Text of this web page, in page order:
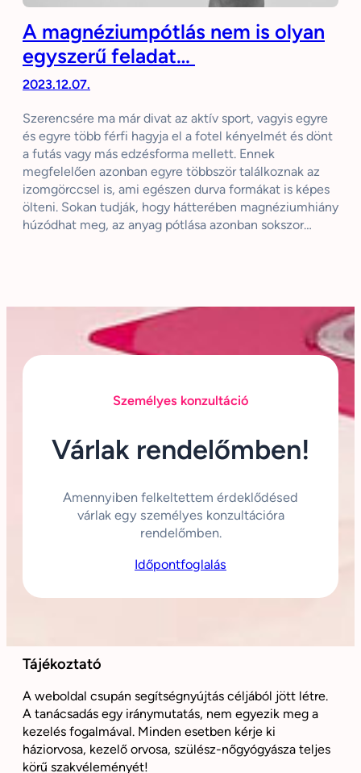
A magnéziumpótlás nem is olyan
egyszerű feladat…
2023.12.07.
Szerencsére ma már divat az aktív sport, vagyis egyre
és egyre több férfi hagyja el a fotel kényelmét és dönt
a futás vagy más edzésforma mellett. Ennek
megfelelően azonban egyre többször találkoznak az
izomgörccsel is, ami egészen durva formákat is képes
ölteni. Sokan tudják, hogy hátterében magnéziumhiány
húzódhat meg, az anyag pótlása azonban sokszor…
Személyes konzultáció
Várlak rendelőmben!
Amennyiben felkeltettem érdeklődésed
várlak egy személyes konzultációra
rendelőmben.
Időpontfoglalás
Tájékoztató
A weboldal csupán segítségnyújtás céljából jött létre.
A tanácsadás egy iránymutatás, nem egyezik meg a
kezelés fogalmával. Minden esetben kérje ki
háziorvosa, kezelő orvosa, szülész-nőgyógyásza teljes
körű szakvéleményét!